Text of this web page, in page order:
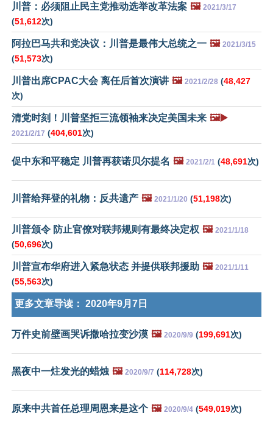
川普：必须阻止民主党推动选举改革法案 🖼️ 2021/3/17
(51,612次)
阿拉巴马共和党决议：川普是最伟大总统之一 🖼️ 2021/3/15
(51,573次)
川普出席CPAC大会 离任后首次演讲 🖼️ 2021/2/28 (48,427
次)
清党时刻！川普坚拒三流领袖来决定美国未来 🖼️▶️
2021/2/17 (404,601次)
促中东和平稳定 川普再获诺贝尔提名 🖼️ 2021/2/1 (48,691次)
川普给拜登的礼物：反共遗产 🖼️ 2021/1/20 (51,198次)
川普颁令 防止官僚对联邦规则有最终决定权 🖼️ 2021/1/18
(50,696次)
川普宣布华府进入紧急状态 并提供联邦援助 🖼️ 2021/1/11
(55,563次)
更多文章导读： 2020年9月7日
万件史前壁画哭诉撒哈拉变沙漠 🖼️ 2020/9/9 (199,691次)
黑夜中一炷发光的蜡烛 🖼️ 2020/9/7 (114,728次)
原来中共首任总理周恩来是这个 🖼️ 2020/9/4 (549,019次)